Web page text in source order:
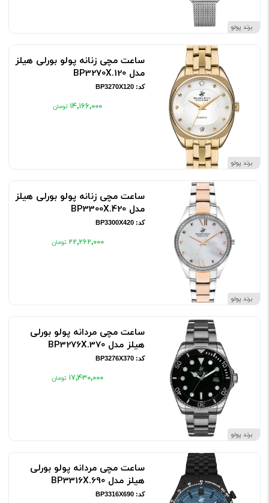
برند پولو
برند پولو
ساعت مچی زنانه پولو بورلی هیلز
مدل BP3270X.120
کد: BP3270X120
۱۴٬۱۶۶٬۰۰۰
برند پولو
ساعت مچی زنانه پولو بورلی هیلز
مدل BP3300X.420
کد: BP3300X420
۲۲٬۲۶۲٬۰۰۰
برند پولو
ساعت مچی مردانه پولو بورلی
هیلز مدل BP3276X.370
کد: BP3276X370
۱۷٬۴۳۰٬۰۰۰
ساعت مچی مردانه پولو بورلی
هیلز مدل BP3316X.690
کد: BP3316X690